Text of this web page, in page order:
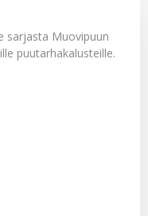
sarjasta Muovipuun
puutarhakalusteille.